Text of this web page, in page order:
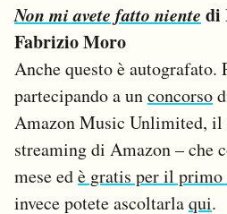
Non mi avete fatto niente di
Fabrizio Moro
Anche questo è autografato.
partecipando a unconcorso
Amazon Music Unlimited,
streaming di Amazon – che
mese edè gratis per il primo
invece potete ascoltarlaqui.